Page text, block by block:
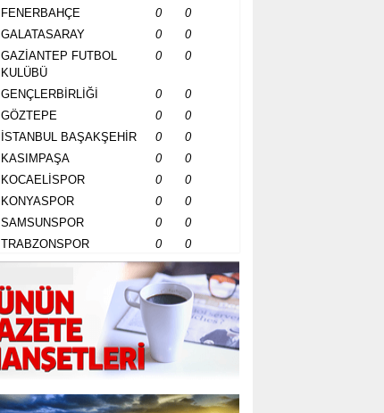
FENERBAHÇE 0
0
GALATASARAY 0
0
GAZİANTEP FUTBOL
KULÜBÜ
0 0
GENÇLERBİRLİĞİ 0
0
GÖZTEPE 0
0
İSTANBUL BAŞAKŞEHİR 0
0
KASIMPAŞA 0
0
KOCAELİSPOR 0
0
KONYASPOR 0
0
SAMSUNSPOR 0
0
TRABZONSPOR 0 0